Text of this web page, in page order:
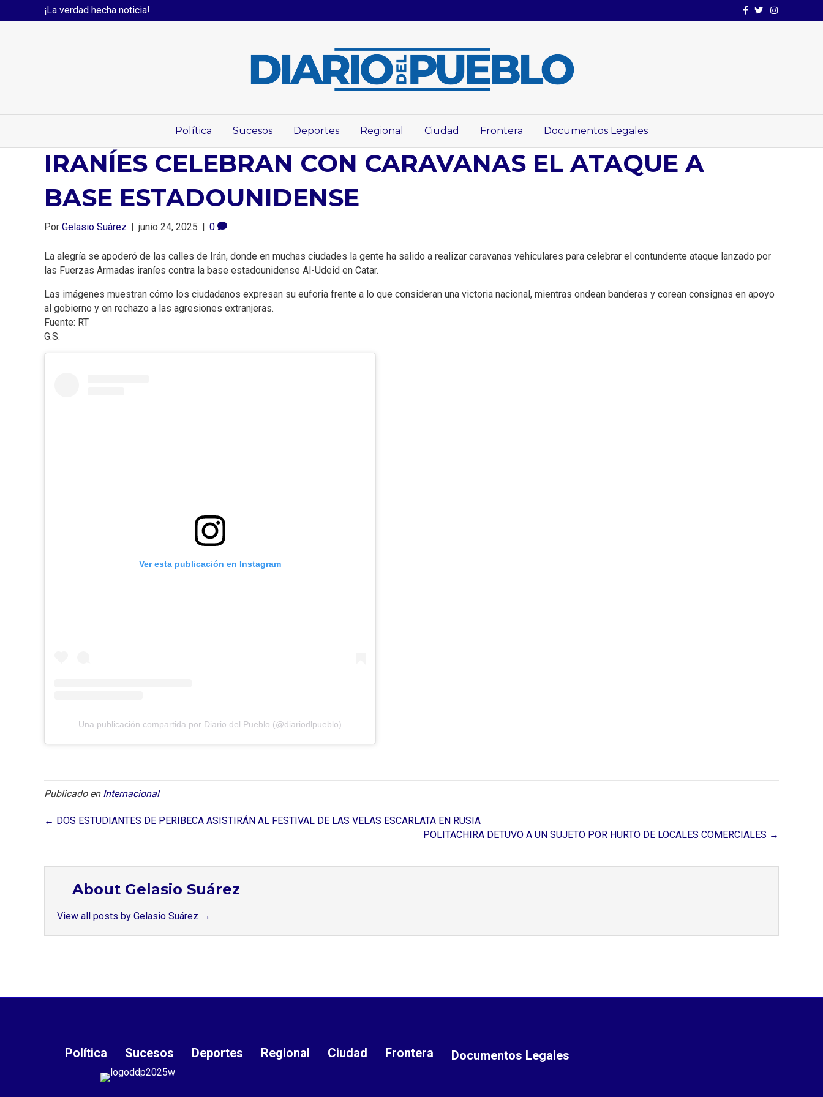
¡La verdad hecha noticia! Facebook
TwitterInstagram
Política Sucesos Deportes Regional Ciudad Frontera Documentos Legales
IRANÍES CELEBRAN CON CARAVANAS EL ATAQUE A
BASE ESTADOUNIDENSE
Por Gelasio Suárez junio 24, 2025 0
La alegría se apoderó de las calles de Irán, donde en muchas ciudades la gente ha salido a realizar caravanas vehiculares para celebrar el contundente ataque lanzado por
las Fuerzas Armadas iraníes contra la base estadounidense Al-Udeid en Catar.
Las imágenes muestran cómo los ciudadanos expresan su euforia frente a lo que consideran una victoria nacional, mientras ondean banderas y corean consignas en apoyo
al gobierno y en rechazo a las agresiones extranjeras.
Fuente: RT
G.S.
Ver esta publicación en Instagram
Una publicación compartida por Diario del Pueblo (@diariodlpueblo)
Publicado en Internacional
← DOS ESTUDIANTES DE PERIBECA ASISTIRÁN AL FESTIVAL DE LAS VELAS ESCARLATA EN RUSIA
POLITACHIRA DETUVO A UN SUJETO POR HURTO DE LOCALES COMERCIALES →
About Gelasio Suárez
View all posts by Gelasio Suárez →
Política Sucesos Deportes Regional Ciudad Frontera Documentos Legales